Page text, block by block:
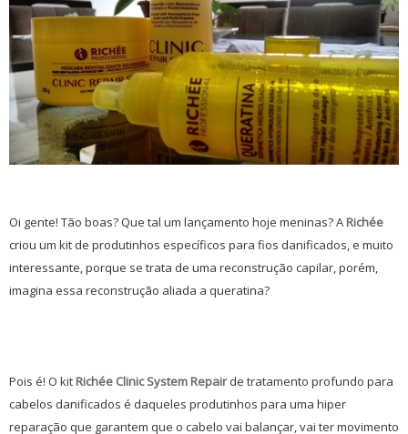
Oi gente! Tão boas? Que tal um lançamento hoje meninas? A Richée
criou um kit de produtinhos específicos para fios danificados, e muito
interessante, porque se trata de uma reconstrução capilar, porém,
imagina essa reconstrução aliada a queratina?
Pois é! O kit Richée Clinic System Repairde tratamento profundo para
cabelos danificados é daqueles produtinhos para uma hiper
reparação que garantem que o cabelo vai balançar, vai ter movimento